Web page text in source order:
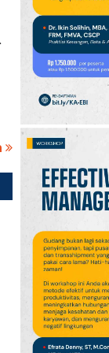
10
FC
Piala
Kick-